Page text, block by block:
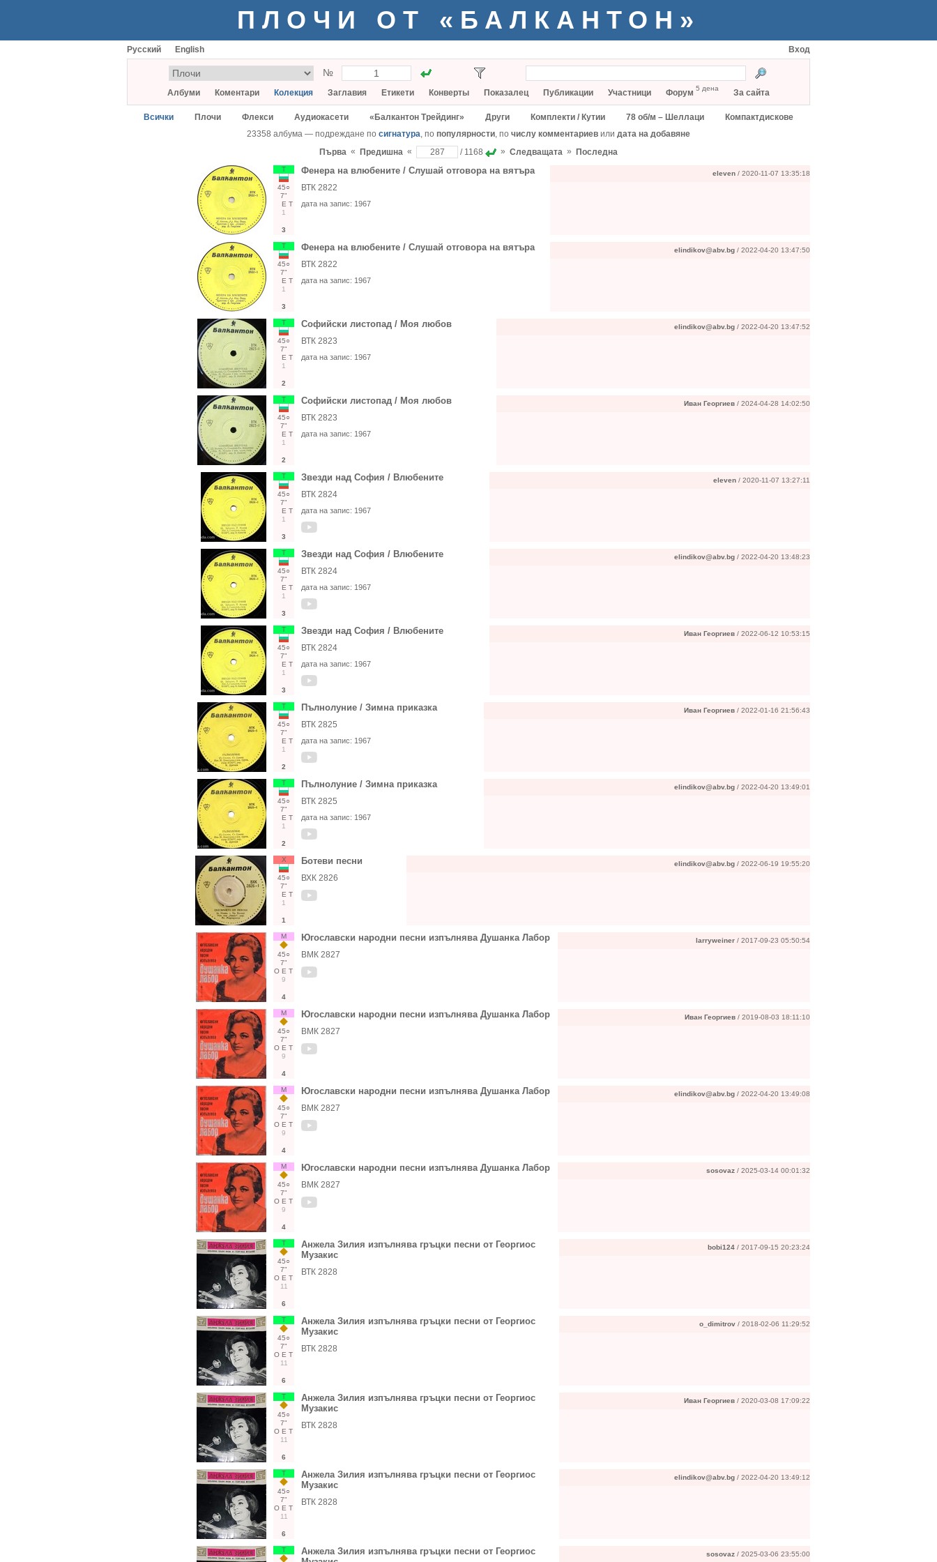
ПЛОЧИ ОТ «БАЛКАНТОН»
Русский English Вход
№
Албуми Коментари Колекция Заглавия Етикети Конверты Показалец Публикации Участници Форум 5 дена За сайта
Всички Плочи Флекси Аудиокасети «Балкантон Трейдинг» Други Комплекти / Кутии 78 об/м – Шеллаци
Компактдискове
23358 албума — подреждане по сигнатура, по популярности, по числу комментариев или дата на добавяне
Първа « Предишна « / 1168 » Следващата » Последна
Т
45○
7"
Е Т
1
3
Фенера на влюбените / Слушай отговора на вятъра
ВТК 2822
дата на запис: 1967
eleven / 2020-11-07 13:35:18
Т
45○
7"
Е Т
1
3
Фенера на влюбените / Слушай отговора на вятъра
ВТК 2822
дата на запис: 1967
elindikov@abv.bg / 2022-04-20 13:47:50
Т
45○
7"
Е Т
1
2
Софийски листопад / Моя любов
ВТК 2823
дата на запис: 1967
elindikov@abv.bg / 2022-04-20 13:47:52
Т
45○
7"
Е Т
1
2
Софийски листопад / Моя любов
ВТК 2823
дата на запис: 1967
Иван Георгиев / 2024-04-28 14:02:50
Т
45○
7"
Е Т
1
3
Звезди над София / Влюбените
ВТК 2824
дата на запис: 1967
eleven / 2020-11-07 13:27:11
Т
45○
7"
Е Т
1
3
Звезди над София / Влюбените
ВТК 2824
дата на запис: 1967
elindikov@abv.bg / 2022-04-20 13:48:23
Т
45○
7"
Е Т
1
3
Звезди над София / Влюбените
ВТК 2824
дата на запис: 1967
Иван Георгиев / 2022-06-12 10:53:15
Т
45○
7"
Е Т
1
2
Пълнолуние / Зимна приказка
ВТК 2825
дата на запис: 1967
Иван Георгиев / 2022-01-16 21:56:43
Т
45○
7"
Е Т
1
2
Пълнолуние / Зимна приказка
ВТК 2825
дата на запис: 1967
elindikov@abv.bg / 2022-04-20 13:49:01
Х
45○
7"
Е Т
1
1
Ботеви песни
ВХК 2826
elindikov@abv.bg / 2022-06-19 19:55:20
М
45○
7"
О Е Т
9
4
Югославски народни песни изпълнява Душанка Лабор
ВМК 2827
larryweiner / 2017-09-23 05:50:54
М
45○
7"
О Е Т
9
4
Югославски народни песни изпълнява Душанка Лабор
ВМК 2827
Иван Георгиев / 2019-08-03 18:11:10
М
45○
7"
О Е Т
9
4
Югославски народни песни изпълнява Душанка Лабор
ВМК 2827
elindikov@abv.bg / 2022-04-20 13:49:08
М
45○
7"
О Е Т
9
4
Югославски народни песни изпълнява Душанка Лабор
ВМК 2827
sosovaz / 2025-03-14 00:01:32
Т
45○
7"
О Е Т
11
6
Анжела Зилия изпълнява гръцки песни от Георгиос
Музакис
ВТК 2828
bobi124 / 2017-09-15 20:23:24
Т
45○
7"
О Е Т
11
6
Анжела Зилия изпълнява гръцки песни от Георгиос
Музакис
ВТК 2828
o_dimitrov / 2018-02-06 11:29:52
Т
45○
7"
О Е Т
11
6
Анжела Зилия изпълнява гръцки песни от Георгиос
Музакис
ВТК 2828
Иван Георгиев / 2020-03-08 17:09:22
Т
45○
7"
О Е Т
11
6
Анжела Зилия изпълнява гръцки песни от Георгиос
Музакис
ВТК 2828
elindikov@abv.bg / 2022-04-20 13:49:12
Т
Анжела Зилия изпълнява гръцки песни от Георгиос
sosovaz / 2025-03-06 23:55:00